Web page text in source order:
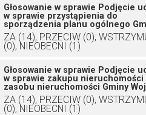
Głosowanie w sprawie Podjęcie
w sprawie przystąpienia do
sporządzenia planu ogólnego
ZA (14), PRZECIW (0),
(0), NIEOBECNI (1)
Głosowanie w sprawie Podjęcie
w sprawie zakupu nieruchomości
zasobu nieruchomości Gminy
ZA (14), PRZECIW (0),
(0), NIEOBECNI (1)